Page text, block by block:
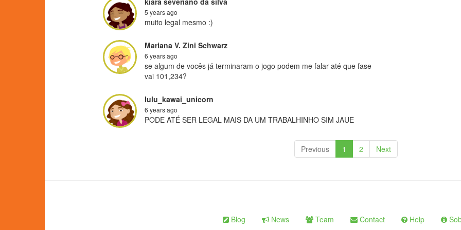
5 years ago
muito legal mesmo :)
Mariana V. Zini Schwarz
6 years ago
se algum de vocês já terminaram o jogo podem me falar até que fase
vai 101,234?
lulu_kawai_unicorn
6 years ago
PODE ATÉ SER LEGAL MAIS DA UM TRABALHINHO SIM JAUE
Previous 1 2 Next
Blog News Team Contact Help